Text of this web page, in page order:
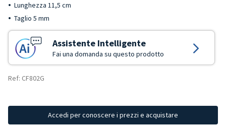
Lunghezza 11,5 cm
Taglio 5 mm
Assistente Intelligente
Fai una domanda su questo prodotto
Ref: CF802G
Accedi per conoscere i prezzi e acquistare